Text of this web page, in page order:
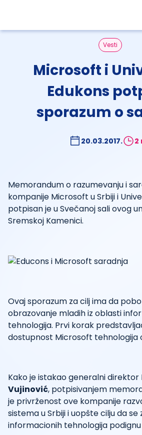
Vesti
Microsoft i
Edukons
sporazum o
20.03.2017. 2
Memorandum o razumevanju i
kompanije Microsoft u Srbiji i
potpisan je u Svečanoj sali ovog
Sremskoj Kamenici.
Ovaj sporazum za cilj ima da
obrazovanje mladih iz oblasti
tehnologija. Prvi korak
dostupnost Microsoft tehnologija
Kako je istakao generalni
Vujinović, potpisivanjem
je privrženost ove kompanije
sistema u Srbiji i uopšte cilju da se
informacionih tehnologija podignu